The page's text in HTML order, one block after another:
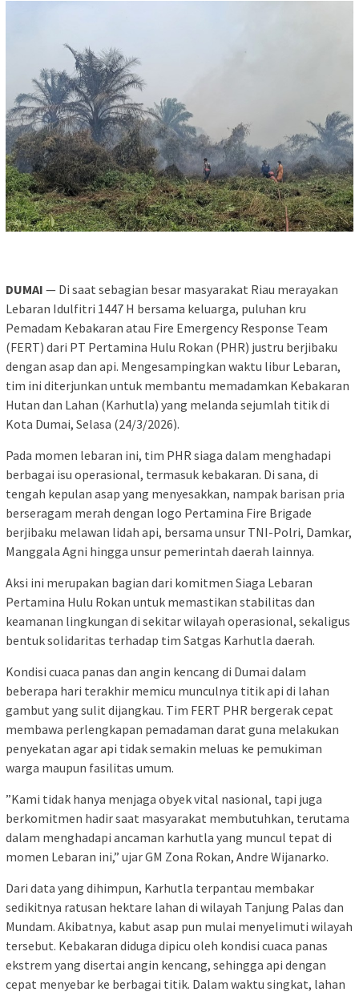
DUMAI — Di saat sebagian besar masyarakat Riau merayakan
Lebaran Idulfitri 1447 H bersama keluarga, puluhan kru
Pemadam Kebakaran atau Fire Emergency Response Team
(FERT) dari PT Pertamina Hulu Rokan (PHR) justru berjibaku
dengan asap dan api. Mengesampingkan waktu libur Lebaran,
tim ini diterjunkan untuk membantu memadamkan Kebakaran
Hutan dan Lahan (Karhutla) yang melanda sejumlah titik di
Kota Dumai, Selasa (24/3/2026).
Pada momen lebaran ini, tim PHR siaga dalam menghadapi
berbagai isu operasional, termasuk kebakaran. Di sana, di
tengah kepulan asap yang menyesakkan, nampak barisan pria
berseragam merah dengan logo Pertamina Fire Brigade
berjibaku melawan lidah api, bersama unsur TNI-Polri, Damkar,
Manggala Agni hingga unsur pemerintah daerah lainnya.
Aksi ini merupakan bagian dari komitmen Siaga Lebaran
Pertamina Hulu Rokan untuk memastikan stabilitas dan
keamanan lingkungan di sekitar wilayah operasional, sekaligus
bentuk solidaritas terhadap tim Satgas Karhutla daerah.
Kondisi cuaca panas dan angin kencang di Dumai dalam
beberapa hari terakhir memicu munculnya titik api di lahan
gambut yang sulit dijangkau. Tim FERT PHR bergerak cepat
membawa perlengkapan pemadaman darat guna melakukan
penyekatan agar api tidak semakin meluas ke pemukiman
warga maupun fasilitas umum.
​”Kami tidak hanya menjaga obyek vital nasional, tapi juga
berkomitmen hadir saat masyarakat membutuhkan, terutama
dalam menghadapi ancaman karhutla yang muncul tepat di
momen Lebaran ini,” ujar GM Zona Rokan, Andre Wijanarko.
Dari data yang dihimpun, Karhutla terpantau membakar
sedikitnya ratusan hektare lahan di wilayah Tanjung Palas dan
Mundam. Akibatnya, kabut asap pun mulai menyelimuti wilayah
tersebut. Kebakaran diduga dipicu oleh kondisi cuaca panas
ekstrem yang disertai angin kencang, sehingga api dengan
cepat menyebar ke berbagai titik. Dalam waktu singkat, lahan